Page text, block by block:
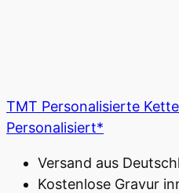
TMT Personalisierte
Personalisiert*
Versand aus
Kostenlose Gravur